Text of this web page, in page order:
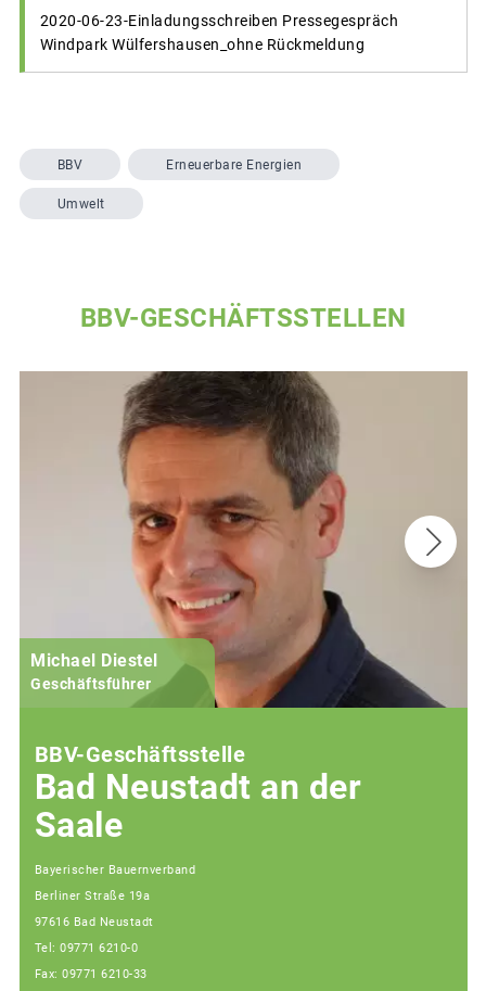
2020-06-23-Einladungsschreiben Pressegespräch
Windpark Wülfershausen_ohne Rückmeldung
BBV Erneuerbare Energien
Umwelt
BBV-GESCHÄFTSSTELLEN
Michael Diestel
Geschäftsführer
BBV-Geschäftsstelle
Bad Neustadt an der
Saale
Bayerischer Bauernverband
Berliner Straße 19a
97616 Bad Neustadt
Tel: 09771 6210-0
Fax: 09771 6210-33